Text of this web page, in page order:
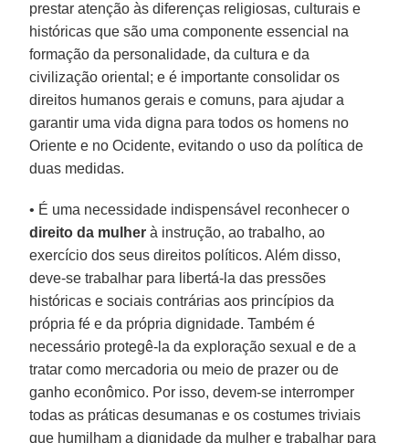
prestar atenção às diferenças religiosas, culturais e
históricas que são uma componente essencial na
formação da personalidade, da cultura e da
civilização oriental; e é importante consolidar os
direitos humanos gerais e comuns, para ajudar a
garantir uma vida digna para todos os homens no
Oriente e no Ocidente, evitando o uso da política de
duas medidas.
• É uma necessidade indispensável reconhecer o
direito da mulher à instrução, ao trabalho, ao
exercício dos seus direitos políticos. Além disso,
deve-se trabalhar para libertá-la das pressões
históricas e sociais contrárias aos princípios da
própria fé e da própria dignidade. Também é
necessário protegê-la da exploração sexual e de a
tratar como mercadoria ou meio de prazer ou de
ganho econômico. Por isso, devem-se interromper
todas as práticas desumanas e os costumes triviais
que humilham a dignidade da mulher e trabalhar para